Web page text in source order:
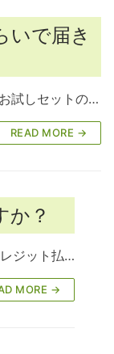
いで届き
試しセットの…
READ MORE →
か？
ジット払…
MORE →